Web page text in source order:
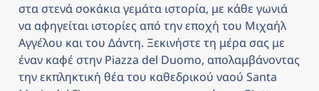
στα στενά σοκάκια γεμάτα ιστορία, με κάθε γωνιά
να αφηγείται ιστορίες από την εποχή του Μιχαήλ
Αγγέλου και του Δάντη. Ξεκινήστε τη μέρα σας με
έναν καφέ στην Piazza del Duomo, απολαμβάνοντας
την εκπληκτική θέα του καθεδρικού ναού Santa